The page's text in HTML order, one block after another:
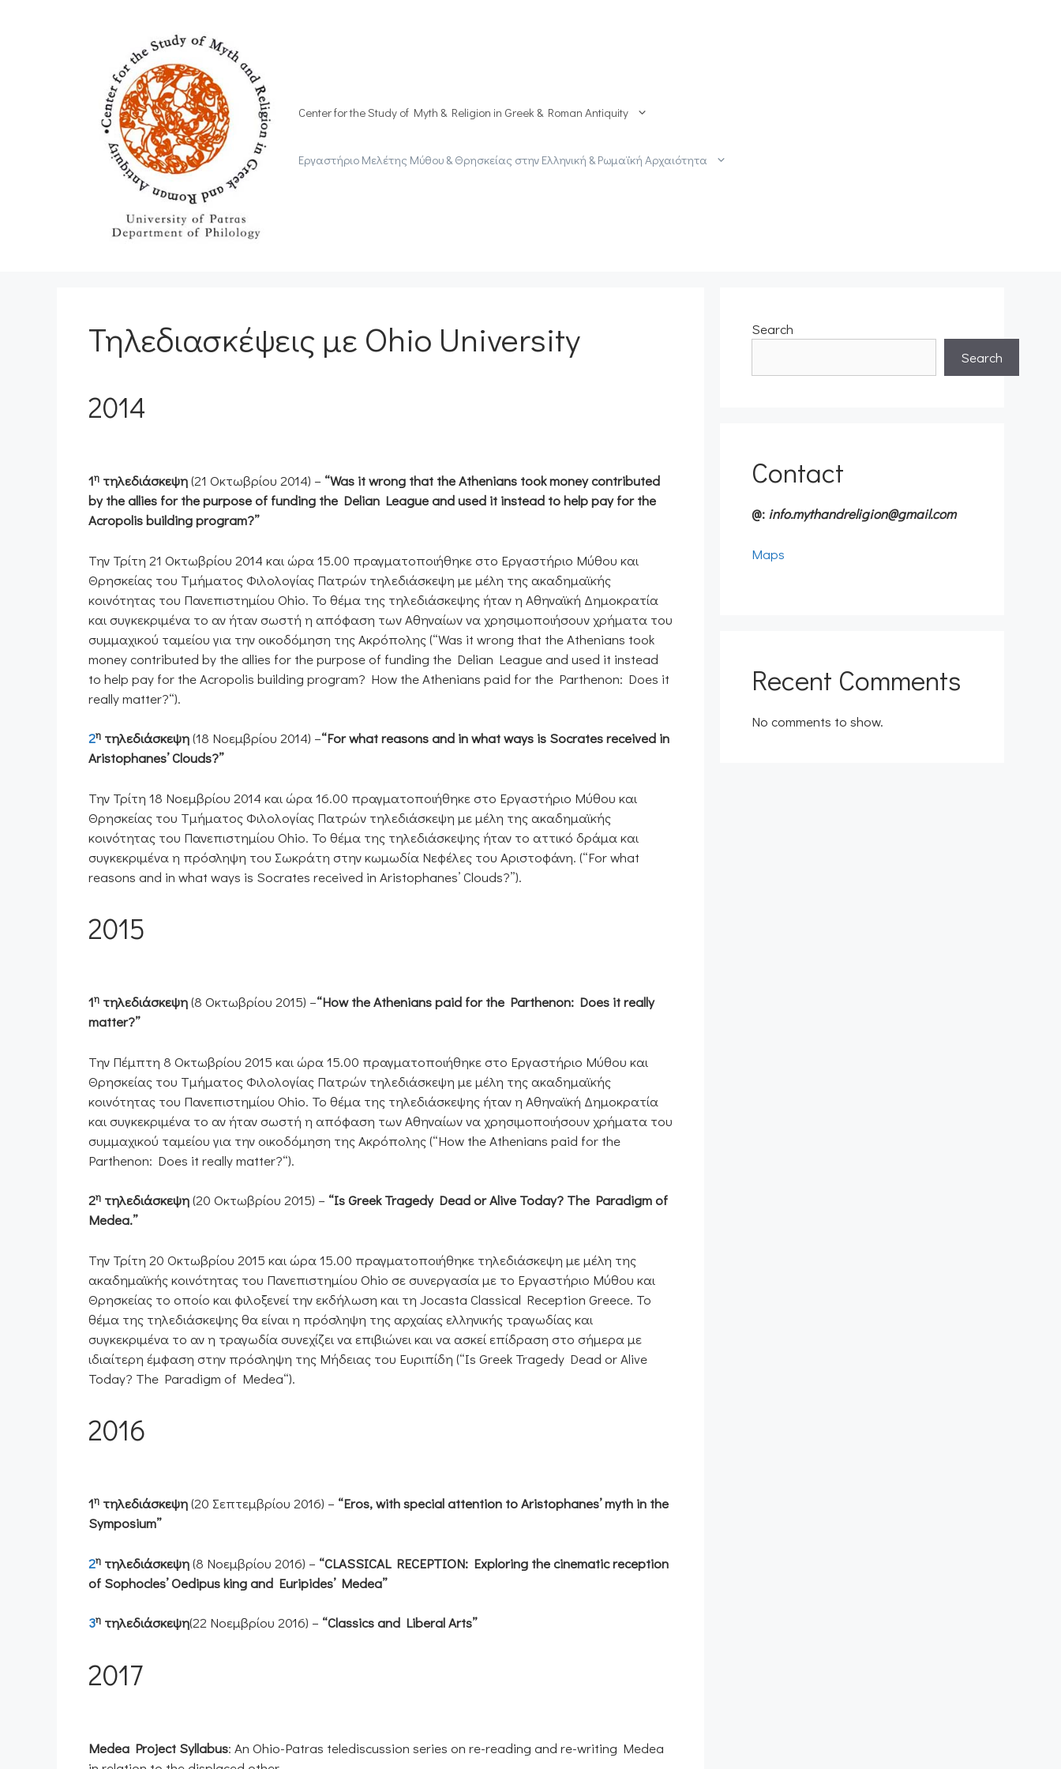
Center for the Study of Myth & Religion in Greek & Roman Antiquity
Εργαστήριο Μελέτης Μύθου & Θρησκείας στην Ελληνική & Ρωμαϊκή Αρχαιότητα
Τηλεδιασκέψεις με Ohio University
2014
1η τηλεδιάσκεψη(21 Οκτωβρίου 2014) – “Was it wrong that the Athenians took money contributed
by the allies for the purpose of funding the Delian League and used it instead to help pay for the
Acropolis building program?”
Την Τρίτη 21 Οκτωβρίου 2014 και ώρα 15.00 πραγματοποιήθηκε στο Εργαστήριο Μύθου και
Θρησκείας του Τμήματος Φιλολογίας Πατρών τηλεδιάσκεψη με μέλη της ακαδημαϊκής
κοινότητας του Πανεπιστημίου Ohio. Το θέμα της τηλεδιάσκεψης ήταν η Αθηναϊκή Δημοκρατία
και συγκεκριμένα το αν ήταν σωστή η απόφαση των Αθηναίων να χρησιμοποιήσουν χρήματα του
συμμαχικού ταμείου για την οικοδόμηση της Ακρόπολης (“Was it wrong that the Athenians took
money contributed by the allies for the purpose of funding the Delian League and used it instead
to help pay for the Acropolis building program? How the Athenians paid for the Parthenon: Does it
really matter?“).
2η τηλεδιάσκεψη(18 Νοεμβρίου 2014) –“For what reasons and in what ways is Socrates received in
Aristophanes’ Clouds?”
Την Τρίτη 18 Νοεμβρίου 2014 και ώρα 16.00 πραγματοποιήθηκε στο Εργαστήριο Μύθου και
Θρησκείας του Τμήματος Φιλολογίας Πατρών τηλεδιάσκεψη με μέλη της ακαδημαϊκής
κοινότητας του Πανεπιστημίου Ohio. Το θέμα της τηλεδιάσκεψης ήταν το αττικό δράμα και
συγκεκριμένα η πρόσληψη του Σωκράτη στην κωμωδία Νεφέλες του Αριστοφάνη. (“For what
reasons and in what ways is Socrates received in Aristophanes’ Clouds?”).
2015
1η τηλεδιάσκεψη(8 Οκτωβρίου 2015) –“How the Athenians paid for the Parthenon: Does it really
matter?”
Την Πέμπτη 8 Οκτωβρίου 2015 και ώρα 15.00 πραγματοποιήθηκε στο Εργαστήριο Μύθου και
Θρησκείας του Τμήματος Φιλολογίας Πατρών τηλεδιάσκεψη με μέλη της ακαδημαϊκής
κοινότητας του Πανεπιστημίου Ohio. Το θέμα της τηλεδιάσκεψης ήταν η Αθηναϊκή Δημοκρατία
και συγκεκριμένα το αν ήταν σωστή η απόφαση των Αθηναίων να χρησιμοποιήσουν χρήματα του
συμμαχικού ταμείου για την οικοδόμηση της Ακρόπολης (“How the Athenians paid for the
Parthenon: Does it really matter?“).
2η τηλεδιάσκεψη(20 Οκτωβρίου 2015) – “Is Greek Tragedy Dead orAlive Today? The Paradigm of
Medea.”
Την Τρίτη 20 Οκτωβρίου 2015 και ώρα 15.00 πραγματοποιήθηκε τηλεδιάσκεψη με μέλη της
ακαδημαϊκής κοινότητας του Πανεπιστημίου Ohio σε συνεργασία με το Εργαστήριο Μύθου και
Θρησκείας το οποίο και φιλοξενεί την εκδήλωση και τη Jocasta Classical Reception Greece. Το
θέμα της τηλεδιάσκεψης θα είναι η πρόσληψη της αρχαίας ελληνικής τραγωδίας και
συγκεκριμένα το αν η τραγωδία συνεχίζει να επιβιώνει και να ασκεί επίδραση στο σήμερα με
ιδιαίτερη έμφαση στην πρόσληψη της Μήδειας του Ευριπίδη (“Is Greek Tragedy Dead or Alive
Today? The Paradigm of Medea“).
2016
1η τηλεδιάσκεψη(20 Σεπτεμβρίου 2016) – “Eros, with special attention to Aristophanes’ myth in the
Symposium”
2η τηλεδιάσκεψη(8 Νοεμβρίου 2016) – “CLASSICAL RECEPTION: Exploring the cinematic reception
of Sophocles’ Oedipus king and Euripides’ Medea”
3η τηλεδιάσκεψη(22 Νοεμβρίου 2016) – “Classics and Liberal Arts”
2017
Medea Project Syllabus: An Ohio-Patras telediscussion series on re-reading and re-writing Medea
Search
Search
Contact
@: info.mythandreligion@gmail.com
Maps
Recent Comments
No comments to show.